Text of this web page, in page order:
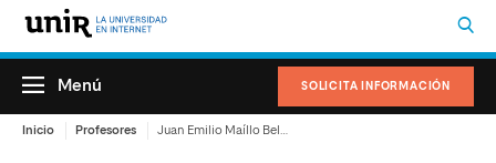
SOLICITA INFORMACIÓN
Menú
Inicio Profesores